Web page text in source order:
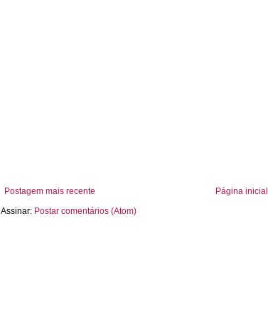
Postagem mais recente
Página inicial
Assinar: Postar comentários (Atom)